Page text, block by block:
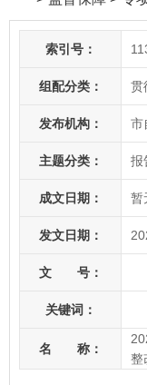
索引号：
组配分类： 贯
发布机构： 市
主题分类： 报
成文日期： 暂
发文日期：
文 号：
关键词：
名 称：
整